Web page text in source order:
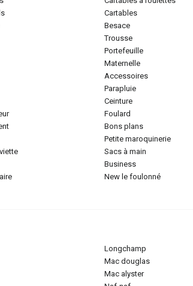
cartables
besace
trousse
portefeuille
maternelle
accessoires
parapluie
ceinture
foulard
bons plans
petite maroquinerie
sacs à main
business
new le foulonné
longchamp
mac douglas
mac alyster